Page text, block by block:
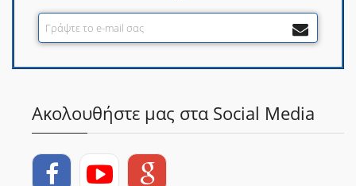
Ακολουθήστε μας στα Social Media